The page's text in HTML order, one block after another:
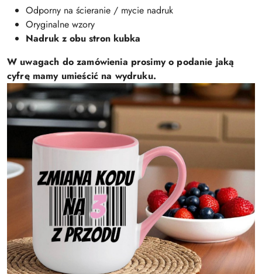
Odporny na ścieranie / mycie nadruk
Oryginalne wzory
Nadruk z obu stron kubka
W uwagach do zamówienia prosimy o podanie jaką
cyfrę mamy umieścić na wydruku.